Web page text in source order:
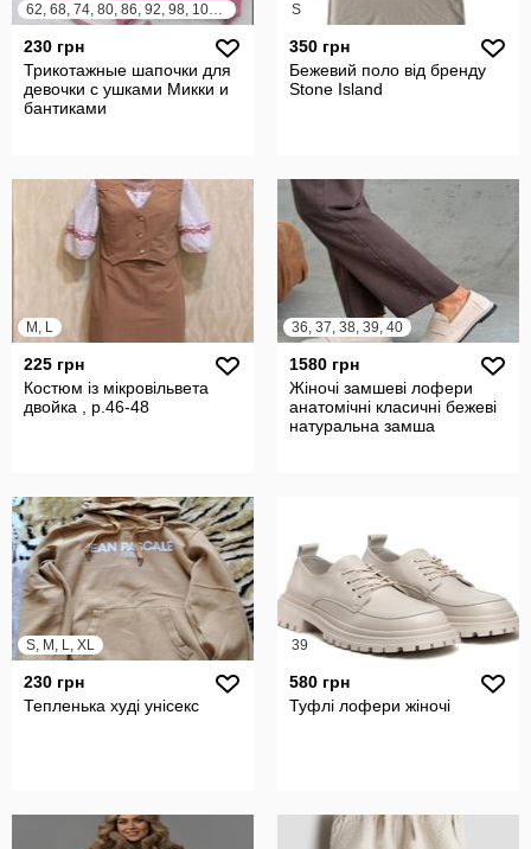
62, 68, 74, 80, 86, 92, 98, 104, 110, 116, 122, 128, 134, 140
230 грн
Трикотажные шапочки для
девочки с ушками Микки и
бантиками
S
350 грн
Бежевий поло від бренду
Stone Island
M, L
225 грн
Костюм із мікровільвета
двойка , р.46-48
36, 37, 38, 39, 40
1580 грн
Жіночі замшеві лофери
анатомічні класичні бежеві
натуральна замша
S, M, L, XL
230 грн
Тепленька худі унісекс
39
580 грн
Туфлі лофери жіночі